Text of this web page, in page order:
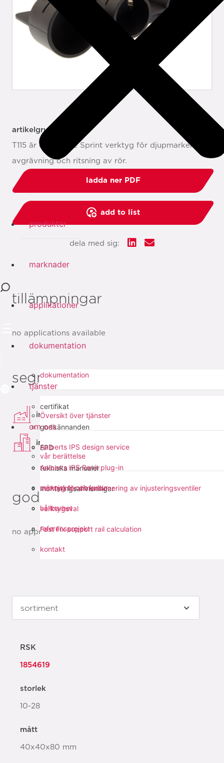
produkter
marknader
applikationer
dokumentation
dokumentation
certifikat
godkännanden
EPD
tekniska manualer
monteringsanvisningar
tjänster
Översikt över tjänster
Aalberts IPS design service
Aalberts IPS Revit plug-in
verktyg för dimensionering av injusteringsventiler
verktygsval
Fast Fix support rail calculation
om oss
vår berättelse
människor och kultur
hållbarhet
referensprojekt
kontakt
artikelgrupp: T115
T115 är ett Tectite Sprint verktyg för djupmarkering,
avgrävning och ritsning av rör.
ladda ner PDF
add to list
dela med sig:
tillämpningar
no applications available
segment
industri
infra
godkännanden
no approvals available
RSK
1854619
storlek
10-28
mått
40x40x80 mm